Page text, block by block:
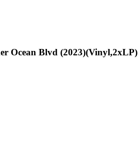
Ocean Blvd (2023)(Vinyl,2xLP)